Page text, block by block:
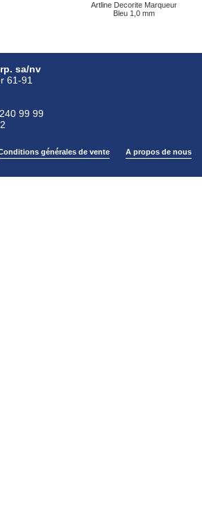
Artline Decorite Marqueur
Bleu 1,0 mm
sa/nv
61-91
99 99
générales de vente A propos de nous